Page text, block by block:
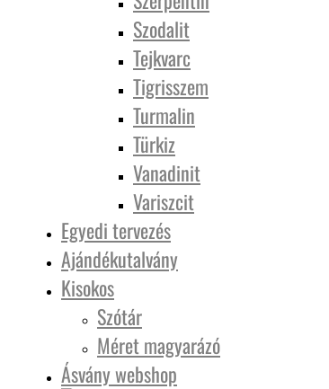
Szodalit
Tejkvarc
Tigrisszem
Turmalin
Türkiz
Vanadinit
Variszcit
Egyedi tervezés
Ajándékutalvány
Kisokos
Szótár
Méret magyarázó
Ásvány webshop